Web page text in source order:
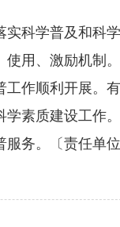
科学普及和科学
使用、激励机制
工作顺利开展。
学素质建设工作
服务。〔责任单